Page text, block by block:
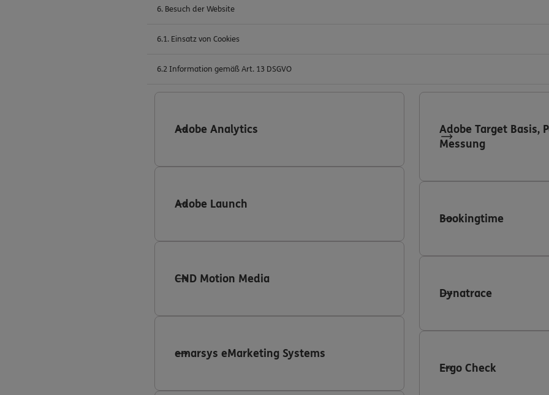
6. Besuch der Website
6.1. Einsatz von Cookies
6.2 Information gemäß Art. 13 DSGVO
Adobe Analytics
Adobe Launch
CND Motion Media
emarsys eMarketing Systems
Adobe Target Basis,
Messung
Bookingtime
Dynatrace
Ergo Check